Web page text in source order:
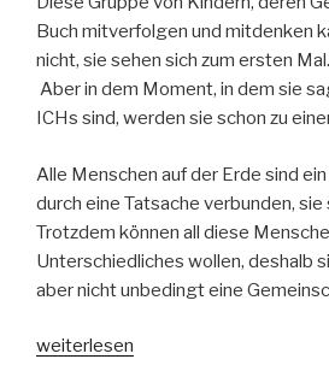
Buch mitverfolgen und mitdenken
nicht, sie sehen sich zum ersten
Aber in dem Moment, in dem sie
ICHs sind, werden sie schon zu
Alle Menschen auf der Erde sind
durch eine Tatsache verbunden, sie
Trotzdem können all diese
Unterschiedliches wollen, deshalb
aber nicht unbedingt eine
„WIR–
weiterlesen